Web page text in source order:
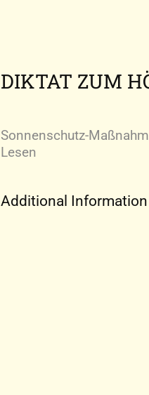
DIKTAT ZUM
Sonnenschutz-
Lesen
Additional Information